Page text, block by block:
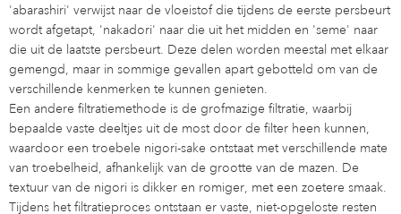
'abarashiri' verwijst naar de vloeistof die tijdens de eerste persbeurt
wordt afgetapt, 'nakadori' naar die uit het midden en 'seme' naar
die uit de laatste persbeurt. Deze delen worden meestal met elkaar
gemengd, maar in sommige gevallen apart gebotteld om van de
verschillende kenmerken te kunnen genieten.
Een andere filtratiemethode is de grofmazige filtratie, waarbij
bepaalde vaste deeltjes uit de most door de filter heen kunnen,
waardoor een troebele nigori-sake ontstaat met verschillende mate
van troebelheid, afhankelijk van de grootte van de mazen. De
textuur van de nigori is dikker en romiger, met een zoetere smaak.
Tijdens het filtratieproces ontstaan er vaste, niet-opgeloste resten